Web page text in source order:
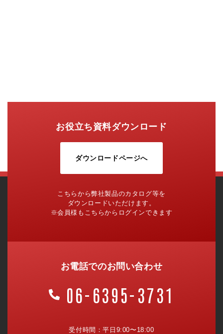
お役立ち資料ダウンロード
ダウンロードページへ
こちらから弊社製品のカタログ等を
ダウンロードいただけます。
※会員様もこちらからログインできます
お電話でのお問い合わせ
06-6395-3731
受付時間：平日9:00〜18:00